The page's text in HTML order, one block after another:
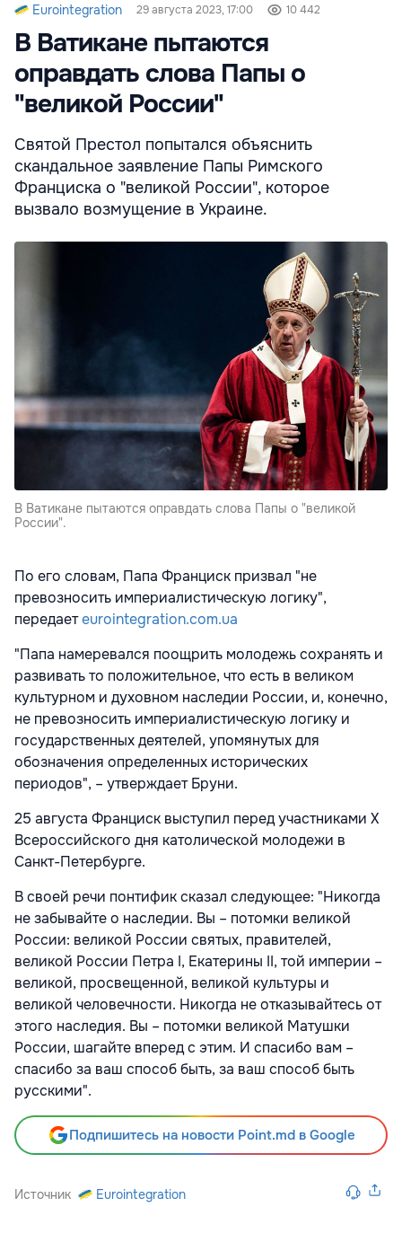
Eurointegration 29 августа 2023, 17:00 10 442
В Ватикане пытаются
оправдать слова Папы о
"великой России"
Святой Престол попытался объяснить
скандальное заявление Папы Римского
Франциска о "великой России", которое
вызвало возмущение в Украине.
В Ватикане пытаются оправдать слова Папы о "великой
России".
По его словам, Папа Франциск призвал "не
превозносить империалистическую логику",
передаетeurointegration.com.ua
"Папа намеревался поощрить молодежь сохранять и
развивать то положительное, что есть в великом
культурном и духовном наследии России, и, конечно,
не превозносить империалистическую логику и
государственных деятелей, упомянутых для
обозначения определенных исторических
периодов", – утверждает Бруни.
25 августа Франциск выступил перед участниками Х
Всероссийского дня католической молодежи в
Санкт-Петербурге.
В своей речи понтифик сказал следующее: "Никогда
не забывайте о наследии. Вы – потомки великой
России: великой России святых, правителей,
великой России Петра I, Екатерины II, той империи –
великой, просвещенной, великой культуры и
великой человечности. Никогда не отказывайтесь от
этого наследия. Вы – потомки великой Матушки
России, шагайте вперед с этим. И спасибо вам –
спасибо за ваш способ быть, за ваш способ быть
русскими".
Подпишитесь на новости Point.md в Google
Источник Eurointegration